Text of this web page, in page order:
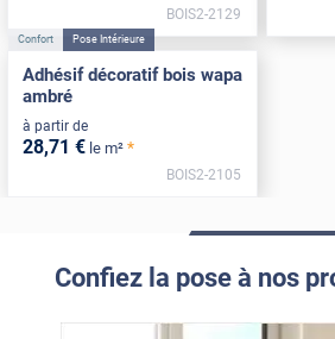
BOIS2-2129
Confort Pose Intérieure
Adhésif décoratif bois wapa
ambré
à partir de
28,71 € le m² *
BOIS2-2105
Confiez la pose à nos